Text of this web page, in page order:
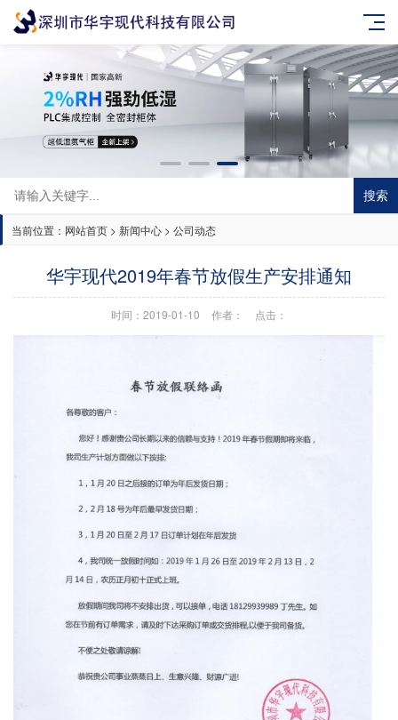
搜索
当前位置： 网站首页 > 新闻中心 > 公司动态
华宇现代2019年春节放假生产安排通知
时间：2019-01-10 作者： 点击：